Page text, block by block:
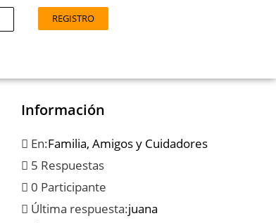
REGISTRO
Información
En:Familia, Amigos y Cuidadores
5 Respuestas
0 Participante
Última respuesta:juana